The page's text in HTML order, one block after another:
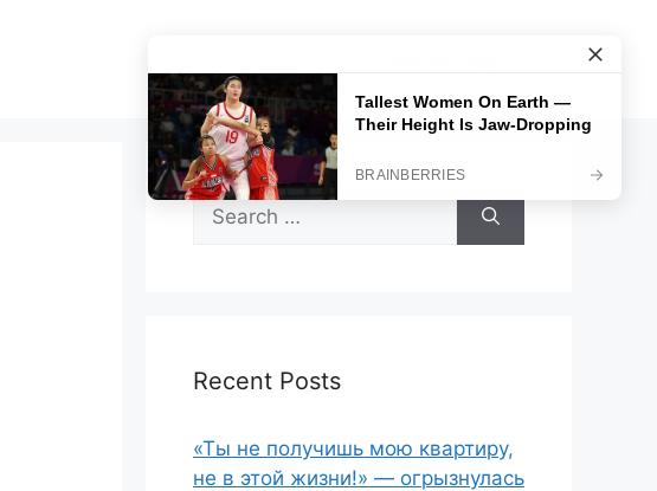
Search
for:
Recent Posts
«Ты не получишь мою квартиру,
не в этой жизни!» — огрызнулась